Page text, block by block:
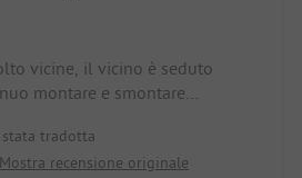
vicine, il vicino è seduto
montare e smontare
e si sentono chiaramente,
gli ospiti.
stata tradotta
Mostra recensione originale